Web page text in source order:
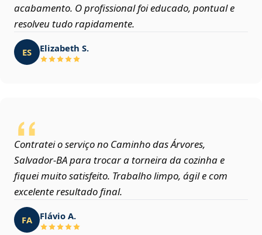
acabamento. O profissional foi educado, pontual e
resolveu tudo rapidamente.
ES Elizabeth S.
Contratei o serviço no Caminho das Árvores,
Salvador‑BA para trocar a torneira da cozinha e
fiquei muito satisfeito. Trabalho limpo, ágil e com
excelente resultado final.
FA Flávio A.